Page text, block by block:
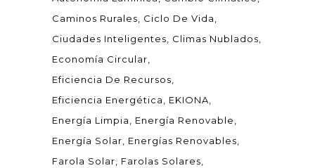
Caminos Rurales
Ciclo De Vida
Ciudades Inteligentes
Climas Nublados
Economía Circular
Eficiencia De Recursos
Eficiencia Energética
EKIONA
Energía Limpia
Energía Renovable
Energía Solar
Energías Renovables
Farola Solar
Farolas Solares